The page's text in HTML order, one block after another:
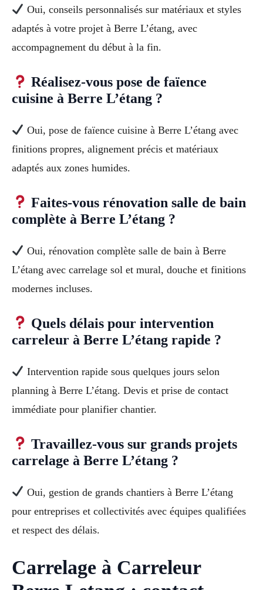
Oui, conseils personnalisés sur matériaux et styles
adaptés à votre projet à Berre L’étang, avec
accompagnement du début à la fin.
Réalisez-vous pose de faïence
cuisine à Berre L’étang ?
Oui, pose de faïence cuisine à Berre L’étang avec
finitions propres, alignement précis et matériaux
adaptés aux zones humides.
Faites-vous rénovation salle de bain
complète à Berre L’étang ?
Oui, rénovation complète salle de bain à Berre
L’étang avec carrelage sol et mural, douche et finitions
modernes incluses.
Quels délais pour intervention
carreleur à Berre L’étang rapide ?
Intervention rapide sous quelques jours selon
planning à Berre L’étang. Devis et prise de contact
immédiate pour planifier chantier.
Travaillez-vous sur grands projets
carrelage à Berre L’étang ?
Oui, gestion de grands chantiers à Berre L’étang
pour entreprises et collectivités avec équipes qualifiées
et respect des délais.
Carrelage à Carreleur